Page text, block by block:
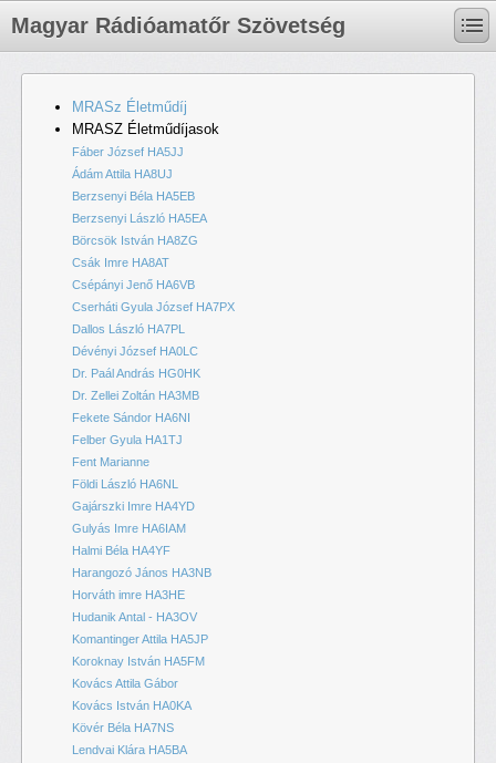
Magyar Rádióamatőr Szövetség
MRASz Életműdíj
MRASZ Életműdíjasok
Fáber József HA5JJ
Ádám Attila HA8UJ
Berzsenyi Béla HA5EB
Berzsenyi László HA5EA
Börcsök István HA8ZG
Csák Imre HA8AT
Csépányi Jenő HA6VB
Cserháti Gyula József HA7PX
Dallos László HA7PL
Dévényi József HA0LC
Dr. Paál András HG0HK
Dr. Zellei Zoltán HA3MB
Fekete Sándor HA6NI
Felber Gyula HA1TJ
Fent Marianne
Földi László HA6NL
Gajárszki Imre HA4YD
Gulyás Imre HA6IAM
Halmi Béla HA4YF
Harangozó János HA3NB
Horváth imre HA3HE
Hudanik Antal - HA3OV
Komantinger Attila HA5JP
Koroknay István HA5FM
Kovács Attila Gábor
Kovács István HA0KA
Kövér Béla HA7NS
Lendvai Klára HA5BA